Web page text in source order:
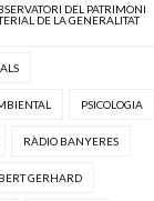
DEL PATRIMONI
DE LA GENERALITAT
PSICOLOGIA
RÀDIO BANYERES
GERHARD